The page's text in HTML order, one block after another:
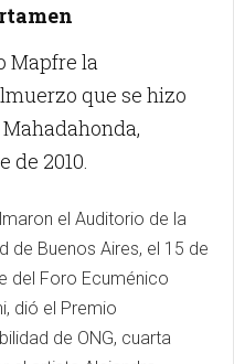
Mapfre la
que se hizo
de 2010.
el Auditorio de la
de Buenos Aires, el 15 de
del Foro Ecuménico
dió el Premio
de ONG, cuarta